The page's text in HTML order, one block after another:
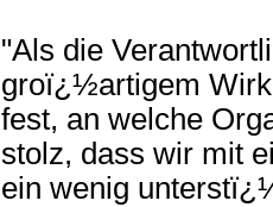
"Als die
groï¿½artigem
fest, an welche
stolz, dass wir mit
ein wenig